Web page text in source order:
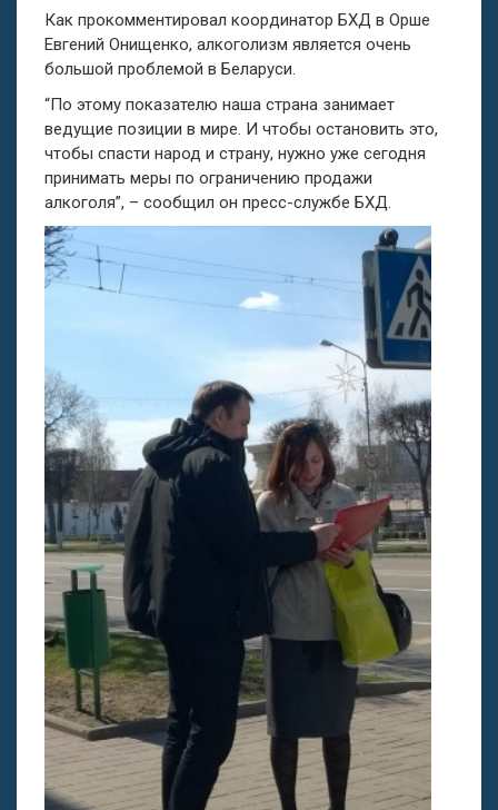
Как прокомментировал координатор БХД в Орше
Евгений Онищенко, алкоголизм является очень
большой проблемой в Беларуси.
“По этому показателю наша страна занимает
ведущие позиции в мире. И чтобы остановить это,
чтобы спасти народ и страну, нужно уже сегодня
принимать меры по ограничению продажи
алкоголя”, – сообщил он пресс-службе БХД.